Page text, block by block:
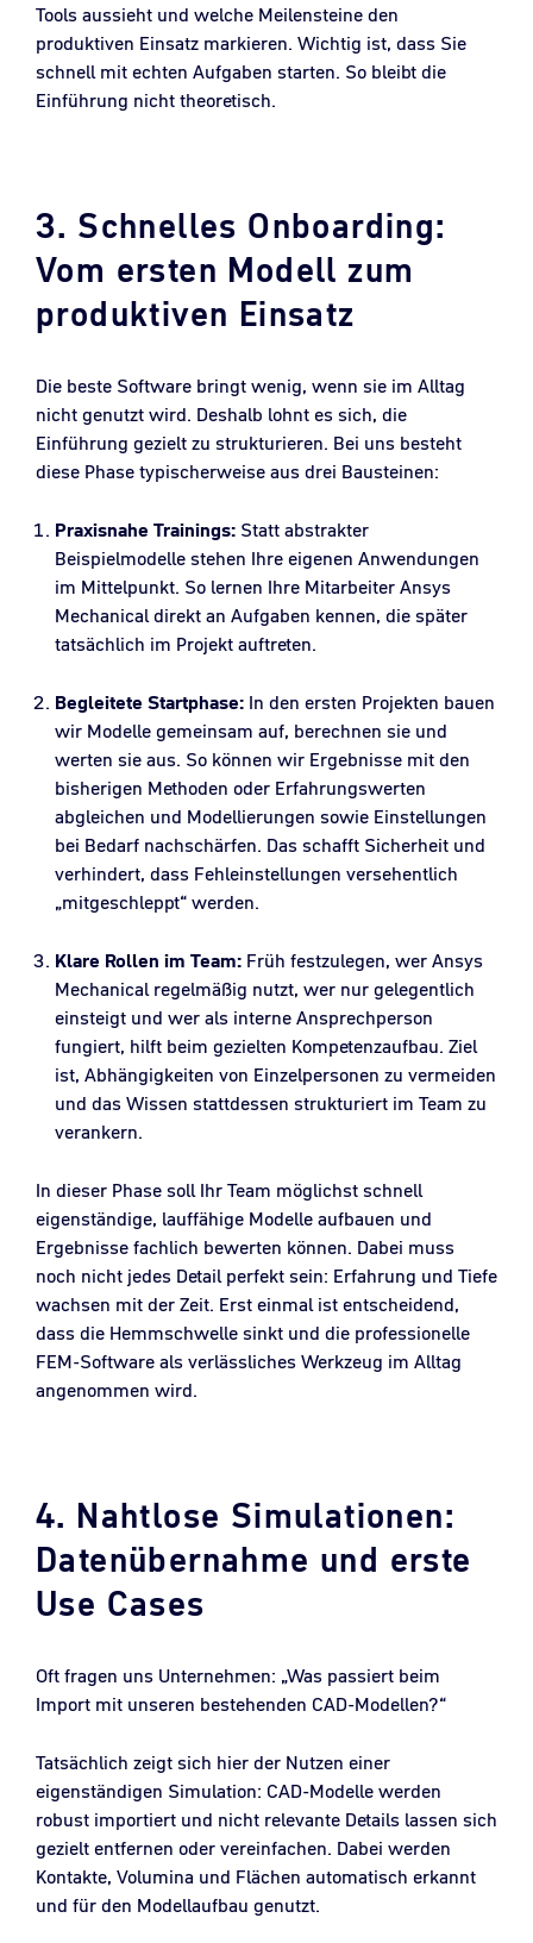
Tools aussieht und welche Meilensteine den
produktiven Einsatz markieren. Wichtig ist, dass Sie
schnell mit echten Aufgaben starten. So bleibt die
Einführung nicht theoretisch.
3. Schnelles Onboarding:
Vom ersten Modell zum
produktiven Einsatz
Die beste Software bringt wenig, wenn sie im Alltag
nicht genutzt wird. Deshalb lohnt es sich, die
Einführung gezielt zu strukturieren. Bei uns besteht
diese Phase typischerweise aus drei Bausteinen:
Praxisnahe Trainings: Statt abstrakter
Beispielmodelle stehen Ihre eigenen Anwendungen
im Mittelpunkt. So lernen Ihre Mitarbeiter Ansys
Mechanical direkt an Aufgaben kennen, die später
tatsächlich im Projekt auftreten.
Begleitete Startphase: In den ersten Projekten bauen
wir Modelle gemeinsam auf, berechnen sie und
werten sie aus. So können wir Ergebnisse mit den
bisherigen Methoden oder Erfahrungswerten
abgleichen und Modellierungen sowie Einstellungen
bei Bedarf nachschärfen. Das schafft Sicherheit und
verhindert, dass Fehleinstellungen versehentlich
„mitgeschleppt“ werden.
Klare Rollen im Team: Früh festzulegen, wer Ansys
Mechanical regelmäßig nutzt, wer nur gelegentlich
einsteigt und wer als interne Ansprechperson
fungiert, hilft beim gezielten Kompetenzaufbau. Ziel
ist, Abhängigkeiten von Einzelpersonen zu vermeiden
und das Wissen stattdessen strukturiert im Team zu
verankern.
In dieser Phase soll Ihr Team möglichst schnell
eigenständige, lauffähige Modelle aufbauen und
Ergebnisse fachlich bewerten können. Dabei muss
noch nicht jedes Detail perfekt sein: Erfahrung und Tiefe
wachsen mit der Zeit. Erst einmal ist entscheidend,
dass die Hemmschwelle sinkt und die professionelle
FEM-Software als verlässliches Werkzeug im Alltag
angenommen wird.
4. Nahtlose Simulationen:
Datenübernahme und erste
Use Cases
Oft fragen uns Unternehmen: „Was passiert beim
Import mit unseren bestehenden CAD-Modellen?“
Tatsächlich zeigt sich hier der Nutzen einer
eigenständigen Simulation: CAD-Modelle werden
robust importiert und nicht relevante Details lassen sich
gezielt entfernen oder vereinfachen. Dabei werden
Kontakte, Volumina und Flächen automatisch erkannt
und für den Modellaufbau genutzt.